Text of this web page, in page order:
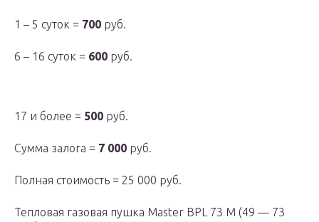
1 – 5 суток = 700 руб.
6 – 16 суток = 600 руб.
17 и более = 500 руб.
Сумма залога = 7 000 руб.
Полная стоимость = 25 000 руб.
Тепловая газовая пушка Master BPL 73 M (49 — 73